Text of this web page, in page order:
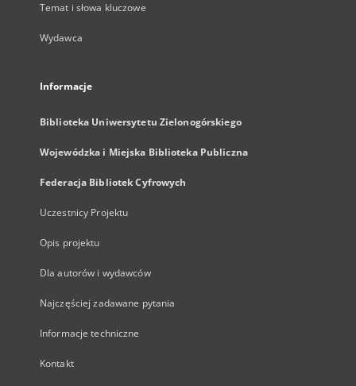
Temat i słowa kluczowe
Wydawca
Informacje
Biblioteka Uniwersytetu Zielonogórskiego
Wojewódzka i Miejska Biblioteka Publiczna
Federacja Bibliotek Cyfrowych
Uczestnicy Projektu
Opis projektu
Dla autorów i wydawców
Najczęściej zadawane pytania
Informacje techniczne
Kontakt